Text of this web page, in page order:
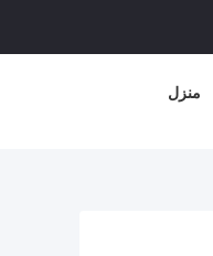
منزل